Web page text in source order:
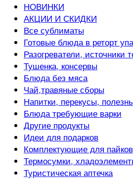
НОВИНКИ
АКЦИИ И СКИДКИ
Все сублиматы
Готовые блюда в реторт
Разогреватели, источники
Тушенка, консервы
Блюда без мяса
Чай,травяные сборы
Напитки, перекусы,
Блюда требующие варки
Другие продукты
Идеи для подарков
Комплектующие для пайков
Термосумки,
Туристическая аптечка